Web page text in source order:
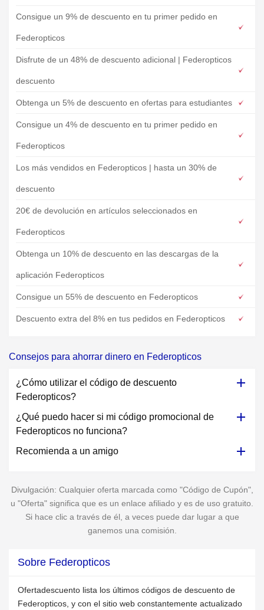
Consigue un 9% de descuento en tu primer pedido en
Federopticos
Disfrute de un 48% de descuento adicional | Federopticos
descuento
Obtenga un 5% de descuento en ofertas para estudiantes
Consigue un 4% de descuento en tu primer pedido en
Federopticos
Los más vendidos en Federopticos | hasta un 30% de
descuento
20€ de devolución en artículos seleccionados en
Federopticos
Obtenga un 10% de descuento en las descargas de la
aplicación Federopticos
Consigue un 55% de descuento en Federopticos
Descuento extra del 8% en tus pedidos en Federopticos
Consejos para ahorrar dinero en Federopticos
¿Cómo utilizar el código de descuento
Federopticos?
¿Qué puedo hacer si mi código promocional de
Federopticos no funciona?
Recomienda a un amigo
Divulgación: Cualquier oferta marcada como "Código de Cupón",
u "Oferta" significa que es un enlace afiliado y es de uso gratuito.
Si hace clic a través de él, a veces puede dar lugar a que
ganemos una comisión.
Sobre Federopticos
Ofertadescuento lista los últimos códigos de descuento de
Federopticos, y con el sitio web constantemente actualizado